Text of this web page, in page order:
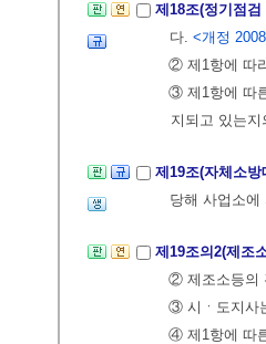
제18조(정기점
다. <개정
② 제1항에 따
③ 제1항에 따
지되고 있는
제19조(자체소
당해 사업소에
제19조의2(제조
② 제조소등의
③ 시ㆍ도지사
④ 제1항에 따